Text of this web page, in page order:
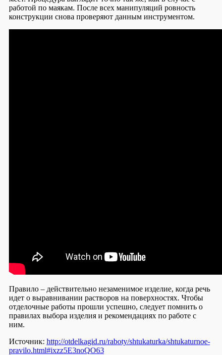
работой по маякам. После всех манипуляций ровность
конструкции снова проверяют данным инструментом.
Правило – действительно незаменимое изделие, когда речь
идет о выравнивании растворов на поверхностях. Чтобы
отделочные работы прошли успешно, следует помнить о
правилах выбора изделия и рекомендациях по работе с
ним.
Источник: http://otdelkagid.ru/raboty/shtukaturka/shtukaturnoe-
pravilo.html#ixzz5E3noQO63